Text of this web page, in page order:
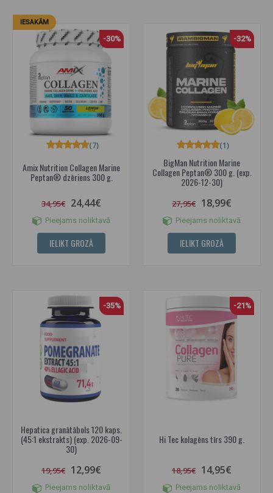
IESAKĀM
-30%
Amix Nutrition Collagen Marine
Peptan® dzēriens 300 g.
(7)
34,95€ 24,44€
Pieejams noliktavā
IELIKT GROZĀ
-32%
BigMan Nutrition Marine
Collagen Peptan® 300 g. (exp.
2026-12-30)
(1)
27,95€ 18,99€
Pieejams noliktavā
IELIKT GROZĀ
-35%
Hepatica granātābols 120 kaps.
(45:1 ekstrakts) (exp. 2026-09-
30)
19,95€ 12,99€
Pieejams noliktavā
-21%
Hi Tec kolagēns tīrs 390 g.
18,95€ 14,95€
Pieejams noliktavā